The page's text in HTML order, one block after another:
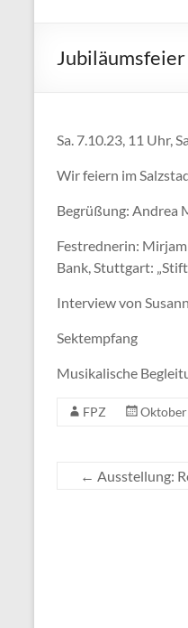
Sa. 7.10.23, 11 Uhr,
Wir feiern im
Begrüßung: Andrea
Festrednerin:
Bank, Stuttgart:
Interview von
Sektempfang
Musikalische
FPZ
← Ausstellung: